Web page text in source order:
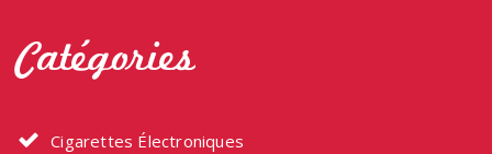
Catégories
Cigarettes Électroniques